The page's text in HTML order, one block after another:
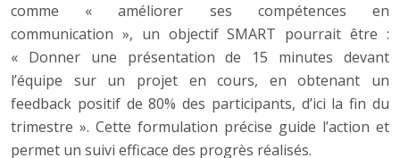
comme « améliorer ses compétences en
communication », un objectif SMART pourrait être :
« Donner une présentation de 15 minutes devant
l’équipe sur un projet en cours, en obtenant un
feedback positif de 80% des participants, d’ici la fin du
trimestre ». Cette formulation précise guide l’action et
permet un suivi efficace des progrès réalisés.